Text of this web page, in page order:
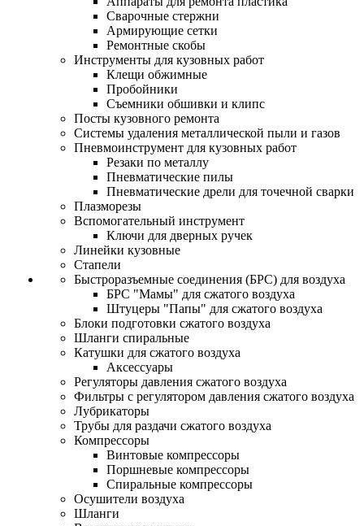
Сварочные стержни
Армирующие сетки
Ремонтные скобы
Инструменты для кузовных работ
Клещи обжимные
Пробойники
Съемники обшивки и клипс
Посты кузовного ремонта
Системы удаления металлической пыли и газов
Пневмоинструмент для кузовных работ
Резаки по металлу
Пневматические пилы
Пневматические дрели для точечной сварки
Плазморезы
Вспомогательный инструмент
Ключи для дверных ручек
Линейки кузовные
Стапели
Быстроразъемные соединения (БРС) для воздуха
БРС "Мамы" для сжатого воздуха
Штуцеры "Папы" для сжатого воздуха
Блоки подготовки сжатого воздуха
Шланги спиральные
Катушки для сжатого воздуха
Аксессуары
Регуляторы давления сжатого воздуха
Фильтры с регулятором давления сжатого воздуха
Лубрикаторы
Трубы для раздачи сжатого воздуха
Компрессоры
Винтовые компрессоры
Поршневые компрессоры
Спиральные компрессоры
Осушители воздуха
Шланги